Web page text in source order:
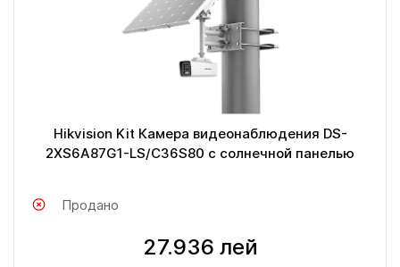
Hikvision Kit Камера видеонаблюдения DS-
2XS6A87G1-LS/C36S80 с солнечной панелью
Продано
27.936 лей